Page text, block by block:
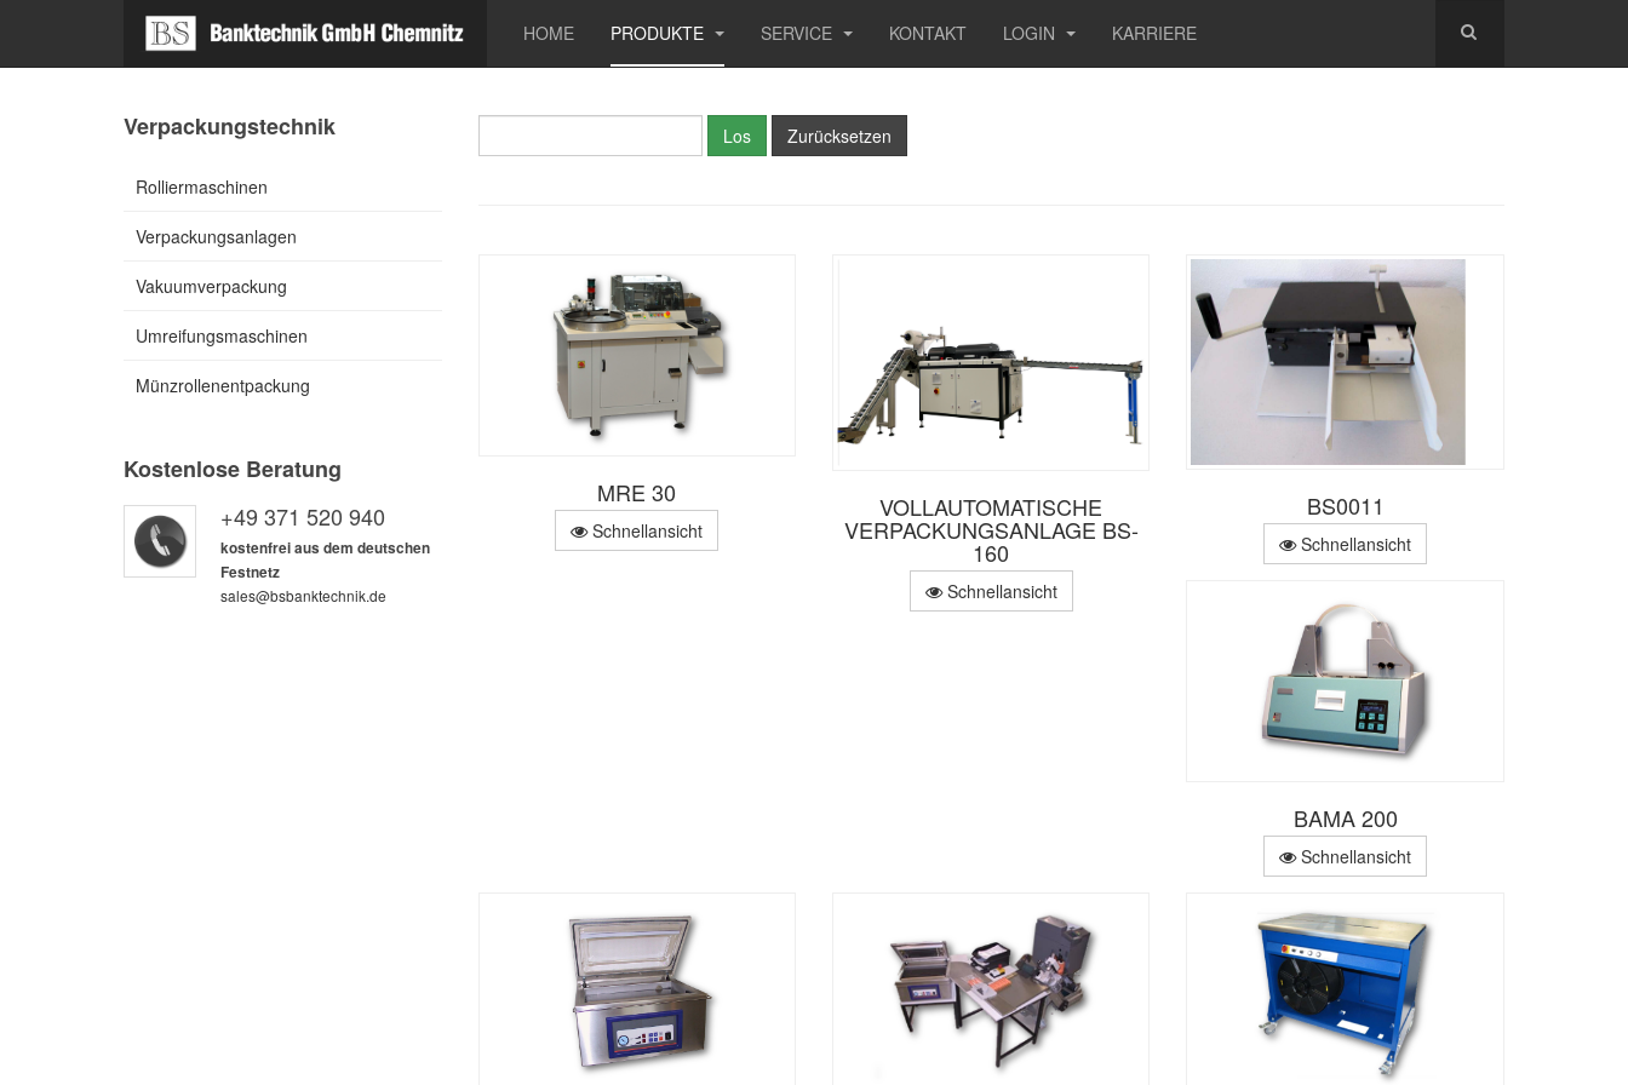
HOME PRODUKTE SERVICE KONTAKT LOGIN KARRIERE
MRE 30
Schnellansicht
VOLLAUTOMATISCHE
VERPACKUNGSANLAGE BS-
160
Schnellansicht
BS0011
Schnellansicht
BAMA 200
Schnellansicht
Verpackungstechnik
Rolliermaschinen
Verpackungsanlagen
Vakuumverpackung
Umreifungsmaschinen
Münzrollenentpackung
Kostenlose Beratung
+49 371 520 940
kostenfrei aus dem deutschen
Festnetz
sales@bsbanktechnik.de